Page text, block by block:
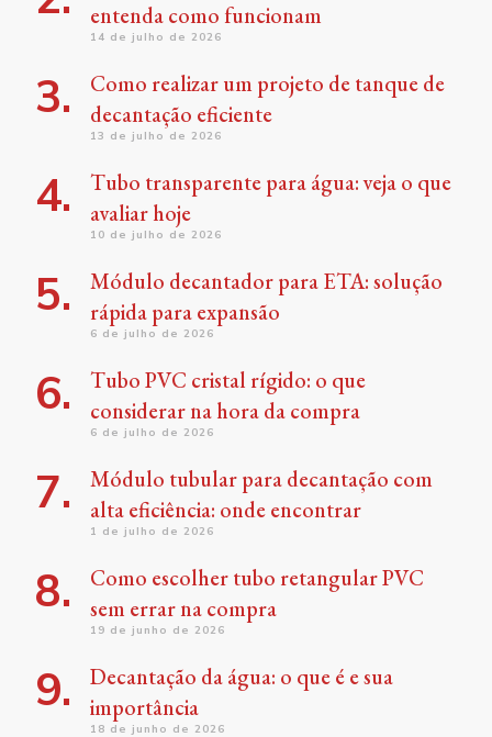
entenda como funcionam
14 de julho de 2026
Como realizar um projeto de tanque de
decantação eficiente
13 de julho de 2026
Tubo transparente para água: veja o que
avaliar hoje
10 de julho de 2026
Módulo decantador para ETA: solução
rápida para expansão
6 de julho de 2026
Tubo PVC cristal rígido: o que
considerar na hora da compra
6 de julho de 2026
Módulo tubular para decantação com
alta eficiência: onde encontrar
1 de julho de 2026
Como escolher tubo retangular PVC
sem errar na compra
19 de junho de 2026
Decantação da água: o que é e sua
importância
18 de junho de 2026